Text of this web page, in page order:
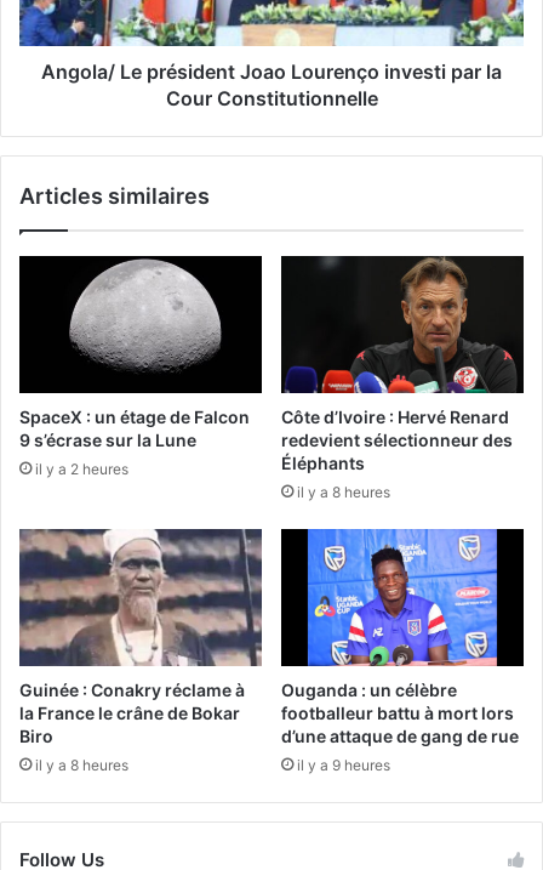
Angola/ Le président Joao Lourenço investi par la
Cour Constitutionnelle
Articles similaires
SpaceX : un étage de Falcon
9 s’écrase sur la Lune
il y a 2 heures
Côte d’Ivoire : Hervé Renard
redevient sélectionneur des
Éléphants
il y a 8 heures
Guinée : Conakry réclame à
la France le crâne de Bokar
Biro
il y a 8 heures
Ouganda : un célèbre
footballeur battu à mort lors
d’une attaque de gang de rue
il y a 9 heures
Follow Us